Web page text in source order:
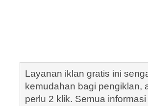
Layanan iklan gratis ini
kemudahan bagi pengiklan,
perlu 2 klik. Semua